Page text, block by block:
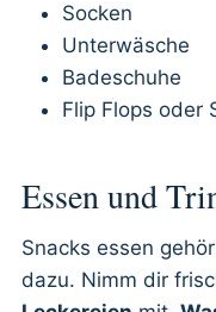
Socken
Unterwäsche
Badeschuhe
Flip Flops oder
Essen und
Snacks essen
dazu. Nimm dir